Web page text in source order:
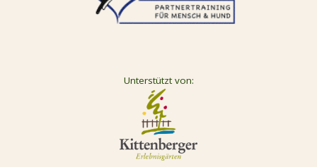
Unterstützt von: